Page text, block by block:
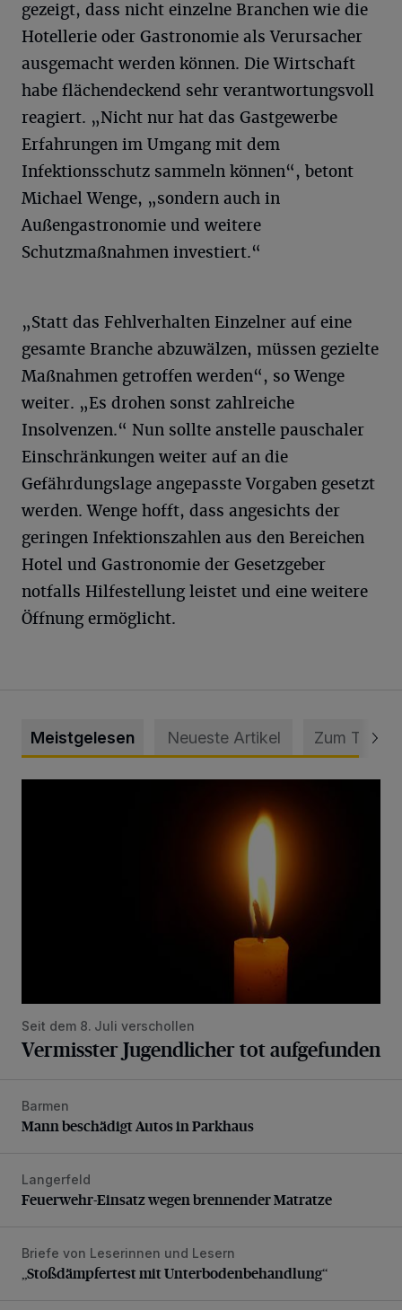
gezeigt, dass nicht einzelne Branchen wie die
Hotellerie oder Gastronomie als Verursacher
ausgemacht werden können. Die Wirtschaft
habe flächendeckend sehr verantwortungsvoll
reagiert. „Nicht nur hat das Gastgewerbe
Erfahrungen im Umgang mit dem
Infektionsschutz sammeln können“, betont
Michael Wenge, „sondern auch in
Außengastronomie und weitere
Schutzmaßnahmen investiert.“
„Statt das Fehlverhalten Einzelner auf eine
gesamte Branche abzuwälzen, müssen gezielte
Maßnahmen getroffen werden“, so Wenge
weiter. „Es drohen sonst zahlreiche
Insolvenzen.“ Nun sollte anstelle pauschaler
Einschränkungen weiter auf an die
Gefährdungslage angepasste Vorgaben gesetzt
werden. Wenge hofft, dass angesichts der
geringen Infektionszahlen aus den Bereichen
Hotel und Gastronomie der Gesetzgeber
notfalls Hilfestellung leistet und eine weitere
Öffnung ermöglicht.
Meistgelesen Neueste Artikel Zum Thema
Seit dem 8. Juli verschollen
Vermisster Jugendlicher tot aufgefunden
Mann beschädigt Autos in Parkhaus
Barmen
Mann beschädigt Autos in Parkhaus
Feuerwehr-Einsatz wegen brennender Matratze
Langerfeld
Feuerwehr-Einsatz wegen brennender Matratze
„Stoßdämpfertest mit Unterbodenbehandlung“
Briefe von Leserinnen und Lesern
„Stoßdämpfertest mit Unterbodenbehandlung“